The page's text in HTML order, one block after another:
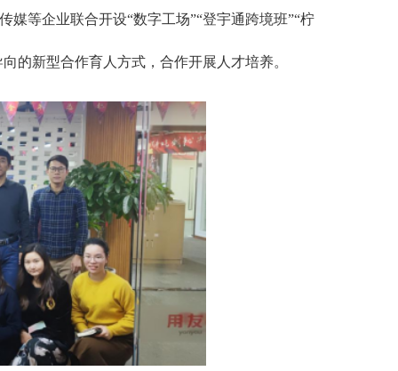
媒等企业联合开设“数字工场”“登宇通跨境班”“柠
的新型合作育人方式，合作开展人才培养。